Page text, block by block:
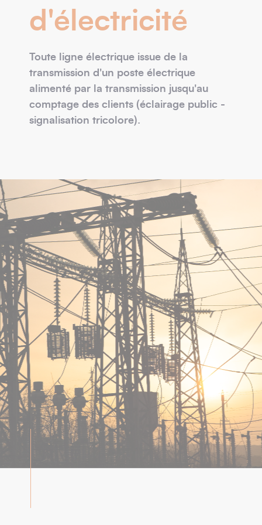
d'électricité
Toute ligne électrique issue de la
transmission d'un poste électrique
alimenté par la transmission jusqu'au
comptage des clients (éclairage public -
signalisation tricolore).